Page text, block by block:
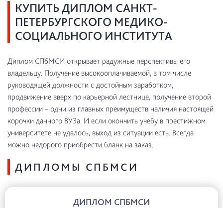
КУПИТЬ ДИПЛОМ САНКТ-
ПЕТЕРБУРГСКОГО МЕДИКО-
СОЦИАЛЬНОГО ИНСТИТУТА
Диплом СПбМСИ открывает радужные перспективы его
владельцу. Получение высокооплачиваемой, в том числе
руководящей должности с достойным заработком,
продвижение вверх по карьерной лестнице, получение второй
профессии – одни из главных преимуществ наличия настоящей
корочки данного ВУЗа. И если окончить учебу в престижном
университете не удалось, выход из ситуации есть. Всегда
можно недорого приобрести бланк на заказ.
ДИПЛОМЫ СПБМСИ
ДИПЛОМ СПБМСИ